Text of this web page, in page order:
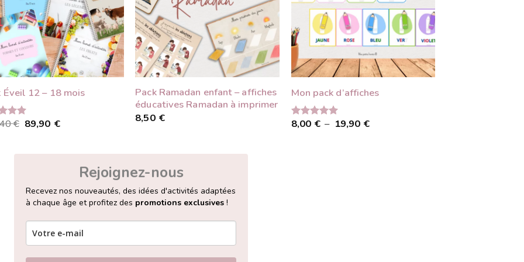
Éveil 12 – 18 mois
5.00
€ Le
prix
était :
89,90 €Le
est :
Pack Ramadan enfant – affiches
éducatives Ramadan à imprimer
8,50 €
Mon pack d’affiches
Note 5.00
8,00 € – 19,90 €Plage
Rejoignez-nous
Recevez nos nouveautés, des idées d'activités adaptées
à chaque âge et profitez des promotions exclusives !